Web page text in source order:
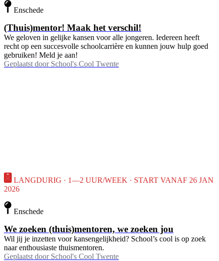
Enschede
(Thuis)mentor! Maak het verschil!
We geloven in gelijke kansen voor alle jongeren. Iedereen heeft
recht op een succesvolle schoolcarrière en kunnen jouw hulp goed
gebruiken! Meld je aan!
Geplaatst door School's Cool Twente
LANGDURIG · 1—2 UUR/WEEK · START VANAF 26 JAN
2026
Enschede
We zoeken (thuis)mentoren, we zoeken jou
Wil jij je inzetten voor kansengelijkheid? School’s cool is op zoek
naar enthousiaste thuismentoren.
Geplaatst door School's Cool Twente